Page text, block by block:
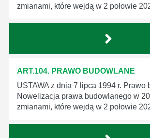
zmianami, które wejdą w 2 połowie
ART.104. PRAWO BUDOWLANE
USTAWA z dnia 7 lipca 1994 r. Prawo
Nowelizacja prawa budowlanego w
zmianami, które wejdą w 2 połowie